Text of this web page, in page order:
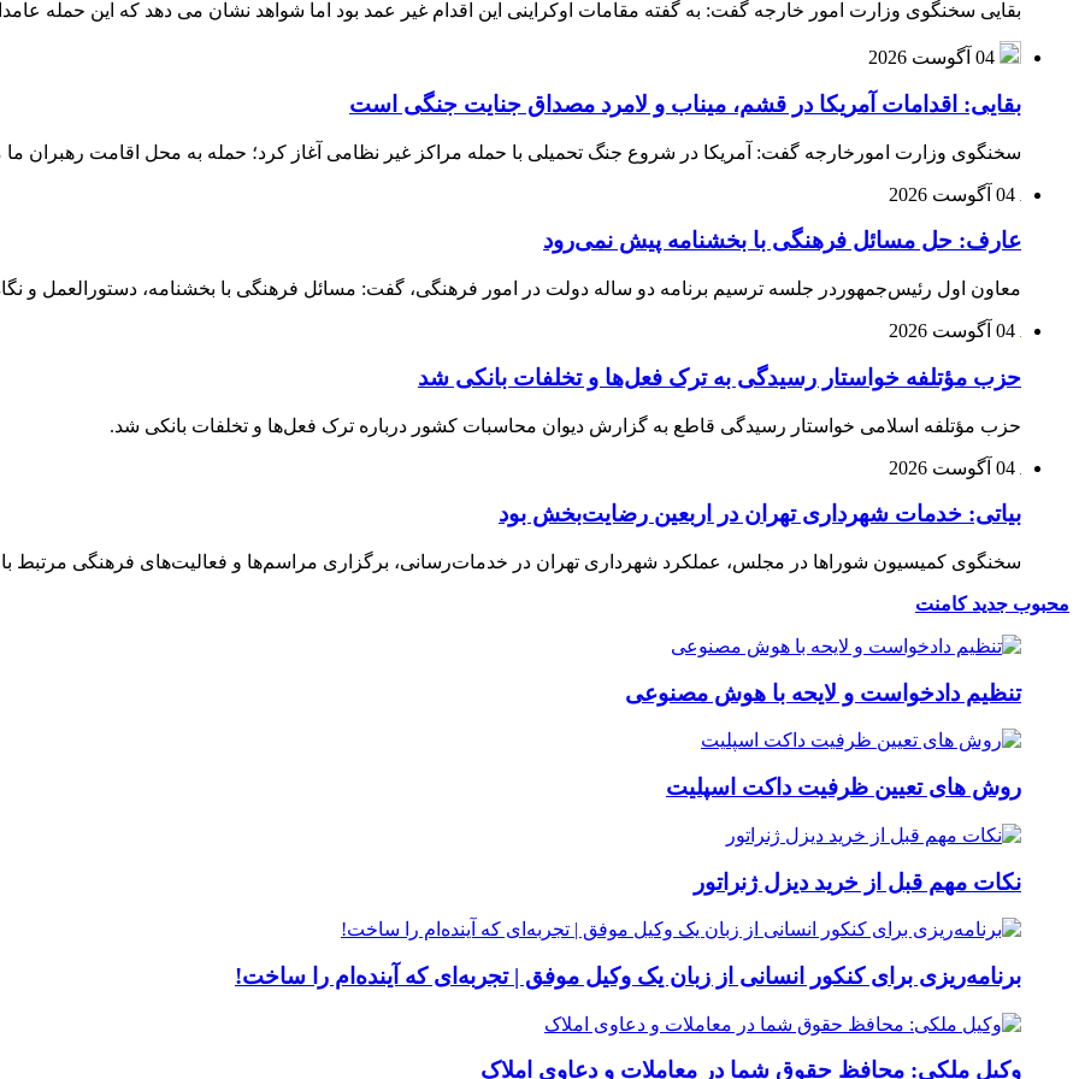
بقایی سخنگوی وزارت امور خارجه گفت: به گفته مقامات اوکراینی این اقدام غیر عمد بود اما شواهد نشان می دهد که این حمله
04 آگوست 2026
بقایی: اقدامات آمریکا در قشم، میناب و لامرد مصداق جنایت جنگی است
سخنگوی وزارت امورخارجه گفت: آمریکا در شروع جنگ تحمیلی با حمله مراکز غیر نظامی آغاز کرد؛ حمله به محل اقامت رهبران ما
04 آگوست 2026
عارف: حل مسائل فرهنگی با بخشنامه پیش نمی‌رود
معاون اول رئیس‌جمهوردر جلسه ترسیم برنامه دو ساله دولت در امور فرهنگی، گفت: مسائل فرهنگی با بخشنامه، دستورالعمل و
04 آگوست 2026
حزب مؤتلفه خواستار رسیدگی به ترک فعل‌ها و تخلفات بانکی شد
حزب مؤتلفه اسلامی خواستار رسیدگی قاطع به گزارش دیوان محاسبات کشور درباره ترک فعل‌ها و تخلفات بانکی شد.
04 آگوست 2026
بیاتی: خدمات شهرداری تهران در اربعین رضایت‌بخش بود
سخنگوی کمیسیون شوراها در مجلس، عملکرد شهرداری تهران در خدمات‌رسانی، برگزاری مراسم‌ها و فعالیت‌های فرهنگی مرتبط با
محبوب جدیدکامنت
تنظیم دادخواست و لایحه با هوش مصنوعی
روش های تعیین ظرفیت داکت اسپلیت
نکات مهم قبل از خرید دیزل ژنراتور
برنامه‌ریزی برای کنکور انسانی از زبان یک وکیل موفق | تجربه‌ای که آینده‌ام را ساخت!
وکیل ملکی: محافظ حقوق شما در معاملات و دعاوی املاک